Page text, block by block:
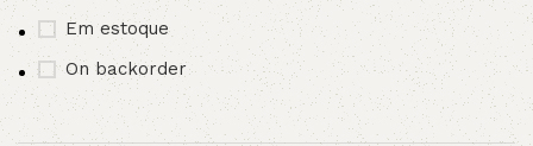
Em estoque
On backorder